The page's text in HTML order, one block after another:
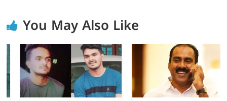
You May Also Like